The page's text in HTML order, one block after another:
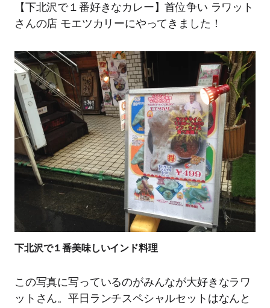
【下北沢で１番好きなカレー】首位争い ラワット
さんの店 モエツカリーにやってきました！
下北沢で１番美味しいインド料理
この写真に写っているのがみんなが大好きなラワ
ットさん。平日ランチスペシャルセットはなんと